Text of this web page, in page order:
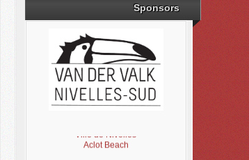
Sponsors
Aclot Beach